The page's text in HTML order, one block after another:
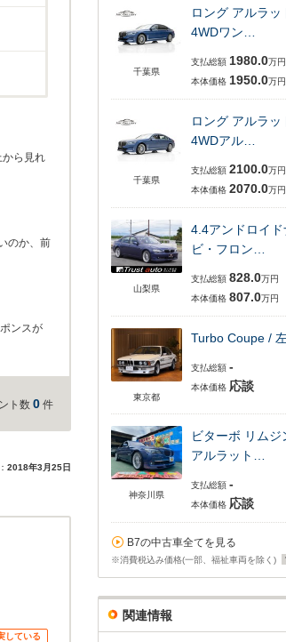
から見れ
のか、前
ンスが
ト数 0 件
2018年3月25日
している
千葉県
ロング アルラッ
4WDワン…
支払総額 1980.0万円
本体価格 1950.0万円
千葉県
ロング アルラッ
4WDアル…
支払総額 2100.0万円
本体価格 2070.0万円
山梨県
4.4アンドロイド
ビ・フロン…
支払総額 828.0万円
本体価格 807.0万円
東京都
Turbo Coupe /
支払総額 -
本体価格 応談
神奈川県
ビターボ リムジ
アルラット…
支払総額 -
本体価格 応談
B7の中古車全てを見る
※消費税込み価格(一部、福祉車両を除く)
関連情報